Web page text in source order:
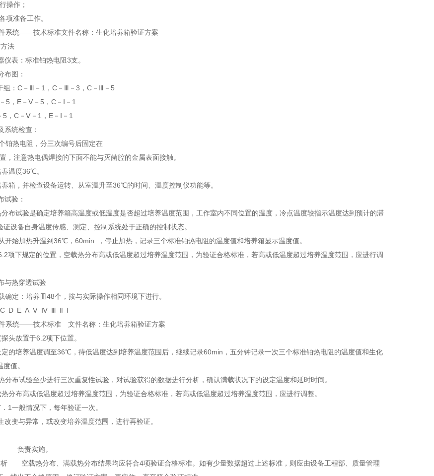
行操作；
项准备工作。
系统——技术标准文件名称：生化培养箱验证方案
法
仪表：标准铂热电阻3支。
分布图：
于组：C－Ⅲ－1，C－Ⅲ－3，C－Ⅲ－5
－5，E－Ⅴ－5，C－Ⅰ－1
5，C－Ⅴ－1，E－Ⅰ－1
系统检查：
铂热电阻，分三次编号后固定在
，注意热电偶焊接的下面不能与灭菌腔的金属表面接触。
养温度36℃。
箱，并检查设备运转、从室温升至36℃的时间、温度控制仪功能等。
试验：
布试验是确定培养箱高温度或低温度是否超过培养温度范围，工作室内不同位置的温度，冷点温度较指示温度达到预计的滞
证设备自身温度传感、测定、控制系统处于正确的控制状态。
开始加热升温到36℃，60min ，停止加热，记录三个标准铂热电阻的温度值和培养箱显示温度值。
项下规定的位置，空载热分布高或低温度超过培养温度范围，为验证合格标准，若高或低温度超过培养温度范围，应进行调
与热穿透试验
确定：培养皿48个，按与实际操作相同环境下进行。
D E A Ⅴ Ⅳ Ⅲ Ⅱ Ⅰ
系统——技术标准 文件名称：生化培养箱验证方案
头放置于6.2项下位置。
的培养温度调至36℃，待低温度达到培养温度范围后，继续记录60min，五分钟记录一次三个标准铂热电阻的温度值和生化
度值。
分布试验至少进行三次重复性试验，对试验获得的数据进行分析，确认满载状况下的设定温度和延时时间。
分布高或低温度超过培养温度范围，为验证合格标准，若高或低温度超过培养温度范围，应进行调整。
1一般情况下，每年验证一次。
改变与异常，或改变培养温度范围，进行再验证。
负责实施。
空载热分布、满载热分布结果均应符合4项验证合格标准。如有少量数据超过上述标准，则应由设备工程部、质量管理